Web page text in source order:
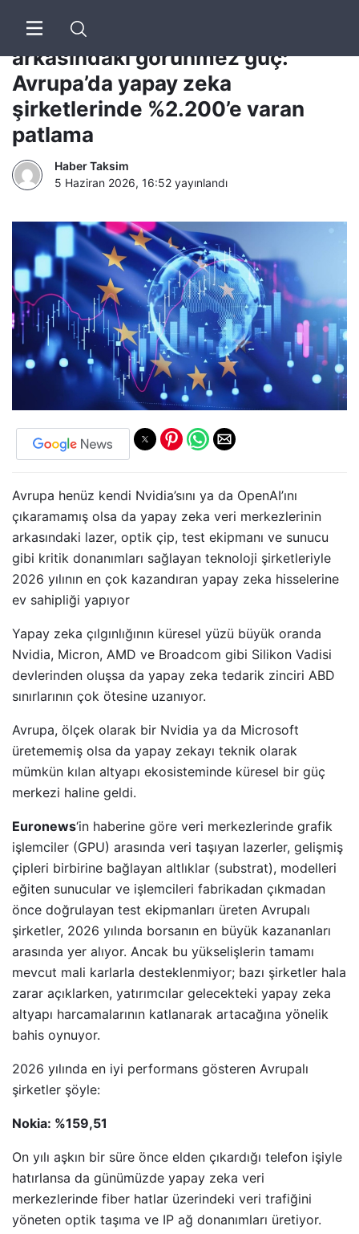
Euronews | Silikon Vadisi’nin
arkasındaki görünmez güç:
Avrupa’da yapay zeka
şirketlerinde %2.200’e varan
patlama
Haber Taksim
5 Haziran 2026, 16:52 yayınlandı
Avrupa henüz kendi Nvidia’sını ya da OpenAI’ını
çıkaramamış olsa da yapay zeka veri merkezlerinin
arkasındaki lazer, optik çip, test ekipmanı ve sunucu
gibi kritik donanımları sağlayan teknoloji şirketleriyle
2026 yılının en çok kazandıran yapay zeka hisselerine
ev sahipliği yapıyor
Yapay zeka çılgınlığının küresel yüzü büyük oranda
Nvidia, Micron, AMD ve Broadcom gibi Silikon Vadisi
devlerinden oluşsa da yapay zeka tedarik zinciri ABD
sınırlarının çok ötesine uzanıyor.
Avrupa, ölçek olarak bir Nvidia ya da Microsoft
üretememiş olsa da yapay zekayı teknik olarak
mümkün kılan altyapı ekosisteminde küresel bir güç
merkezi haline geldi.
Euronews‘in haberine göre veri merkezlerinde grafik
işlemciler (GPU) arasında veri taşıyan lazerler, gelişmiş
çipleri birbirine bağlayan altlıklar (substrat), modelleri
eğiten sunucular ve işlemcileri fabrikadan çıkmadan
önce doğrulayan test ekipmanları üreten Avrupalı
şirketler, 2026 yılında borsanın en büyük kazananları
arasında yer alıyor. Ancak bu yükselişlerin tamamı
mevcut mali karlarla desteklenmiyor; bazı şirketler hala
zarar açıklarken, yatırımcılar gelecekteki yapay zeka
altyapı harcamalarının katlanarak artacağına yönelik
bahis oynuyor.
2026 yılında en iyi performans gösteren Avrupalı
şirketler şöyle:
Nokia: %159,51
On yılı aşkın bir süre önce elden çıkardığı telefon işiyle
hatırlansa da günümüzde yapay zeka veri
merkezlerinde fiber hatlar üzerindeki veri trafiğini
yöneten optik taşıma ve IP ağ donanımları üretiyor.